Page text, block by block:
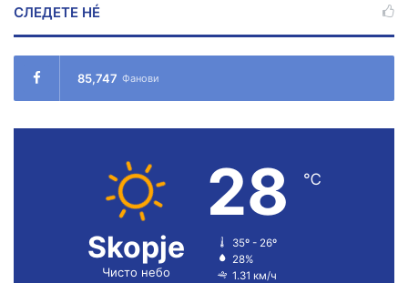
СЛЕДЕТЕ НÉ
85,747 Фанови
Skopje
Чисто небо
28 ℃
35º - 26º
28%
1.31 км/ч